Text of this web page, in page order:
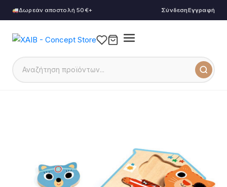
Δωρεάν αποστολή 50€+ ΣύνδεσηΕγγραφή